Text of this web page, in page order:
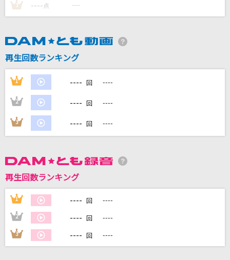
ミックスナッツ
START DASH SENSATION
AIKATSU☆STARS!
[生音]ひまわりの約束
秦 基博
もっと見る
カラオケ最新情報をチェック！
DAMに会員登録・ログインして
3 ---- 点 ----
再生回数ランキング
1 ---- 回 ----
2 ---- 回 ----
3 ---- 回 ----
再生回数ランキング
1 ---- 回 ----
2 ---- 回 ----
3 ---- 回 ----